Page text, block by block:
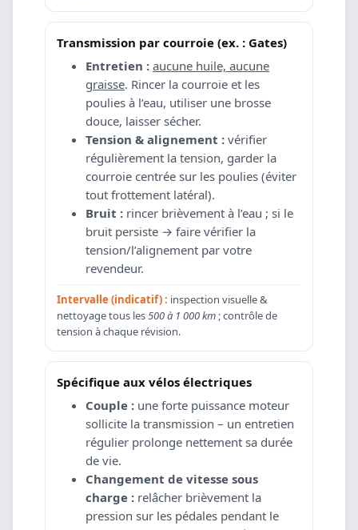
Transmission par courroie (ex. : Gates)
Entretien : aucune huile, aucune
graisse. Rincer la courroie et les
poulies à l’eau, utiliser une brosse
douce, laisser sécher.
Tension & alignement : vérifier
régulièrement la tension, garder la
courroie centrée sur les poulies (éviter
tout frottement latéral).
Bruit : rincer brièvement à l’eau ; si le
bruit persiste → faire vérifier la
tension/l’alignement par votre
revendeur.
Intervalle (indicatif) : inspection visuelle &
nettoyage tous les500 à 1 000 km ; contrôle de
tension à chaque révision.
Spécifique aux vélos électriques
Couple : une forte puissance moteur
sollicite la transmission – un entretien
régulier prolonge nettement sa durée
de vie.
Changement de vitesse sous
charge : relâcher brièvement la
pression sur les pédales pendant le